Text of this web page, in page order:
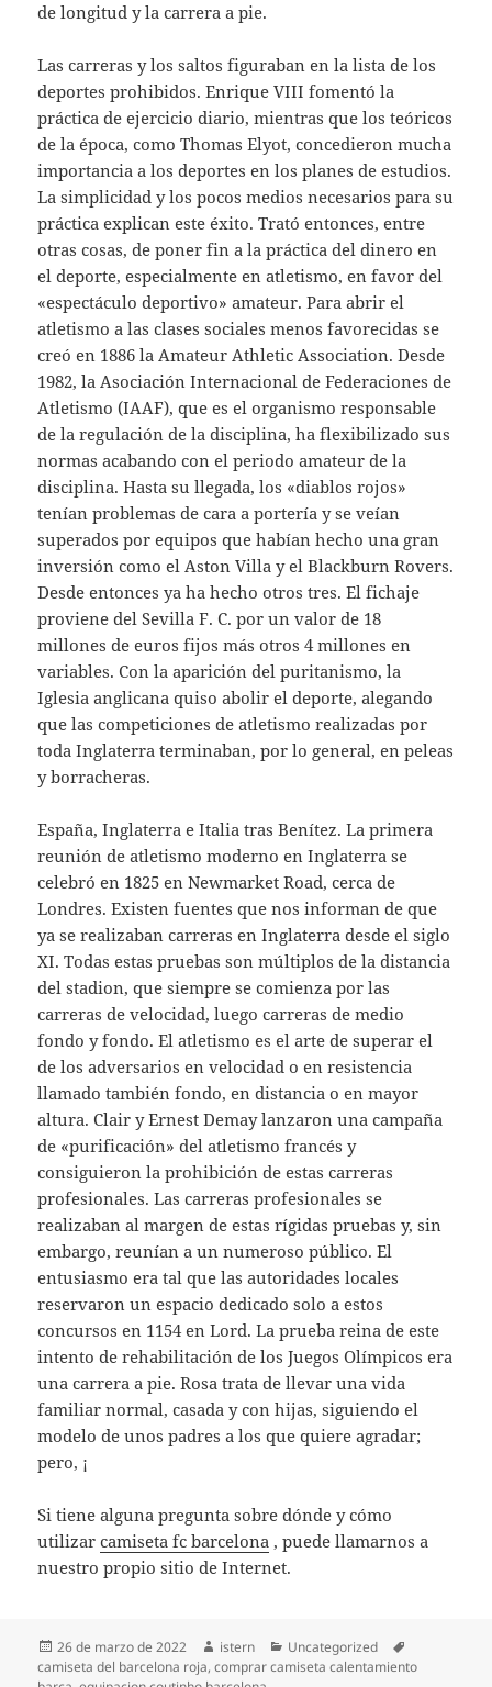
de longitud y la carrera a pie.
Las carreras y los saltos figuraban en la lista de los
deportes prohibidos. Enrique VIII fomentó la
práctica de ejercicio diario, mientras que los teóricos
de la época, como Thomas Elyot, concedieron mucha
importancia a los deportes en los planes de estudios.
La simplicidad y los pocos medios necesarios para su
práctica explican este éxito. Trató entonces, entre
otras cosas, de poner fin a la práctica del dinero en
el deporte, especialmente en atletismo, en favor del
«espectáculo deportivo» amateur. Para abrir el
atletismo a las clases sociales menos favorecidas se
creó en 1886 la Amateur Athletic Association. Desde
1982, la Asociación Internacional de Federaciones de
Atletismo (IAAF), que es el organismo responsable
de la regulación de la disciplina, ha flexibilizado sus
normas acabando con el periodo amateur de la
disciplina. Hasta su llegada, los «diablos rojos»
tenían problemas de cara a portería y se veían
superados por equipos que habían hecho una gran
inversión como el Aston Villa y el Blackburn Rovers.
Desde entonces ya ha hecho otros tres. El fichaje
proviene del Sevilla F. C. por un valor de 18
millones de euros fijos más otros 4 millones en
variables. Con la aparición del puritanismo, la
Iglesia anglicana quiso abolir el deporte, alegando
que las competiciones de atletismo realizadas por
toda Inglaterra terminaban, por lo general, en peleas
y borracheras.
España, Inglaterra e Italia tras Benítez. La primera
reunión de atletismo moderno en Inglaterra se
celebró en 1825 en Newmarket Road, cerca de
Londres. Existen fuentes que nos informan de que
ya se realizaban carreras en Inglaterra desde el siglo
XI. Todas estas pruebas son múltiplos de la distancia
del stadion, que siempre se comienza por las
carreras de velocidad, luego carreras de medio
fondo y fondo. El atletismo es el arte de superar el
de los adversarios en velocidad o en resistencia
llamado también fondo, en distancia o en mayor
altura. Clair y Ernest Demay lanzaron una campaña
de «purificación» del atletismo francés y
consiguieron la prohibición de estas carreras
profesionales. Las carreras profesionales se
realizaban al margen de estas rígidas pruebas y, sin
embargo, reunían a un numeroso público. El
entusiasmo era tal que las autoridades locales
reservaron un espacio dedicado solo a estos
concursos en 1154 en Lord. La prueba reina de este
intento de rehabilitación de los Juegos Olímpicos era
una carrera a pie. Rosa trata de llevar una vida
familiar normal, casada y con hijas, siguiendo el
modelo de unos padres a los que quiere agradar;
pero, ¡
Si tiene alguna pregunta sobre dónde y cómo
utilizarcamiseta fc barcelona , puede llamarnos a
nuestro propio sitio de Internet.
Publicado
el
26 de marzo de 2022 Autor
istern Categorías
Uncategorized
camiseta del barcelona roja,comprar camiseta calentamiento